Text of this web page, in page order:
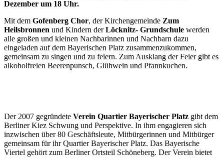
Dezember um 18 Uhr.
Mit dem Gofenberg Chor, der Kirchengemeinde Zum
Heilsbronnen und Kindern derLöcknitz- Grundschule werden
alle großen und kleinen Nachbarinnen und Nachbarn dazu
eingeladen auf dem Bayerischen Platz zusammenzukommen,
gemeinsam zu singen und zu feiern. Zum Ausklang der Feier gibt es
alkoholfreien Beerenpunsch, Glühwein und Pfannkuchen.
Der 2007 gegründete Verein Quartier Bayerischer Platz gibt dem
Berliner Kiez Schwung und Perspektive. In ihm engagieren sich
inzwischen über 80 Geschäftsleute, Mitbürgerinnen und Mitbürger
gemeinsam für ihr Quartier Bayerischer Platz. Das Bayerische
Viertel gehört zum Berliner Ortsteil Schöneberg. Der Verein bietet